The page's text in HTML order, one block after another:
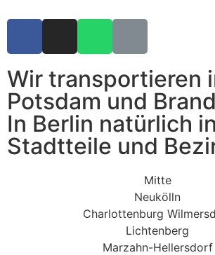
Wir transportieren
Potsdam und
In Berlin natürlich
Stadtteile und
Mitte
Neukölln
Charlottenburg
Lichtenberg
Marzahn-Hellersdorf